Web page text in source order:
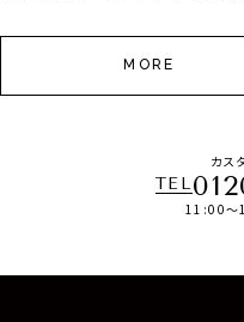
MORE
カス
TEL
11:00～